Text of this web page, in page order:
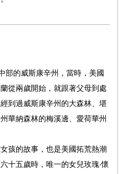
部的威斯康辛州，當時，美國
從兩歲開始，就跟著父母到處
到過威斯康辛州的大森林、堪
華納森林的梅溪邊、愛荷華州
孩的故事，也是美國拓荒熱潮
十五歲時，唯一的女兒玫瑰‧懷